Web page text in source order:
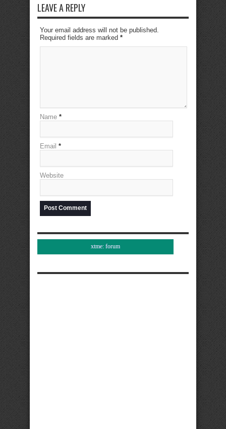
LEAVE A REPLY
Your email address will not be published.
Required fields are marked *
Name *
Email *
Website
xtme: forum